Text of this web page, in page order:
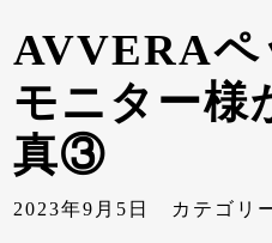
AVVERAペ
モニター様
真③
2023年9月5日 カテゴリ